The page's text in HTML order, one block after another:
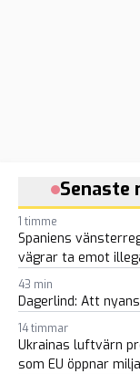
Senaste
1 timme
Spaniens
vägrar ta emot
43 min
Dagerlind: Att
14 timmar
Ukrainas luftvärn
som EU öppnar